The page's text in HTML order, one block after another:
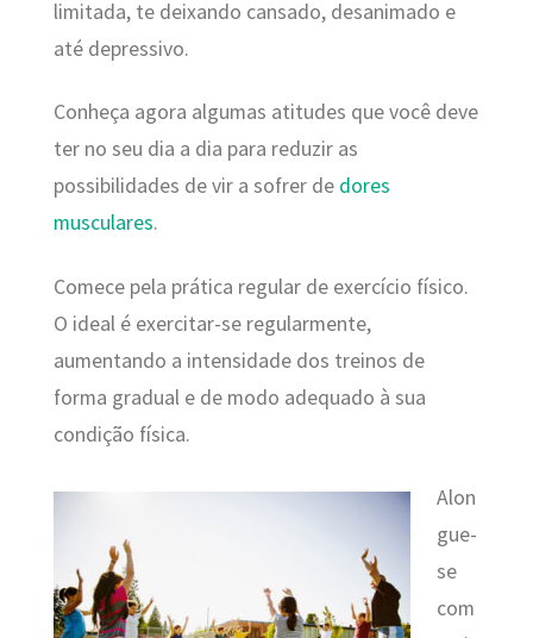
limitada, te deixando cansado, desanimado e
até depressivo.
Conheça agora algumas atitudes que você deve
ter no seu dia a dia para reduzir as
possibilidades de vir a sofrer de dores
musculares.
Comece pela prática regular de exercício físico.
O ideal é exercitar-se regularmente,
aumentando a intensidade dos treinos de
forma gradual e de modo adequado à sua
condição física.
Alon
gue-
se
com